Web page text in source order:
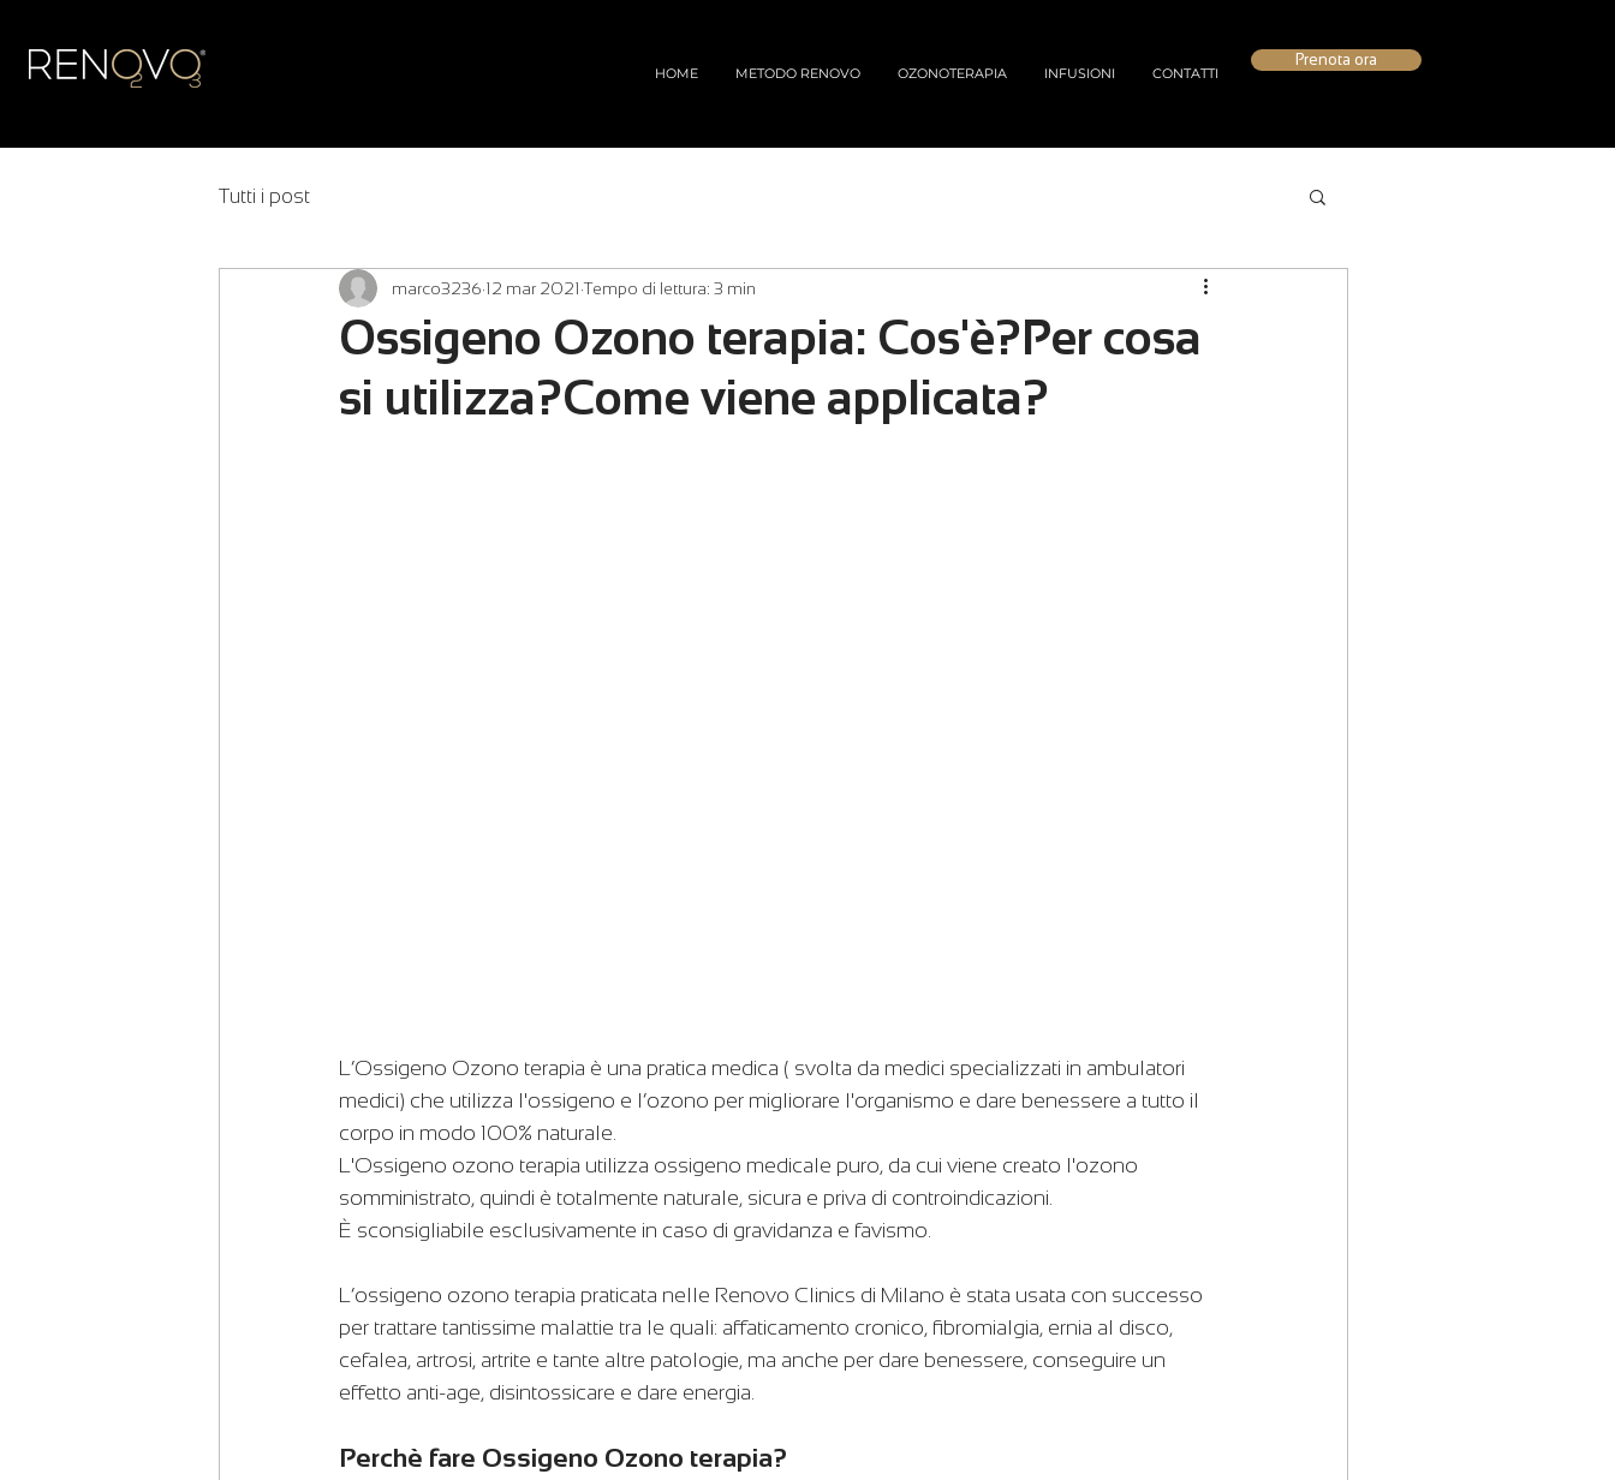
HOME METODO RENOVO OZONOTERAPIA INFUSIONI CONTATTI
Prenota ora
Tutti i post
Ossigeno Ozono terapia: Cos'è?Per cosa
si utilizza?Come viene applicata?
marco3236 12 mar 2021 Tempo di lettura: 3 min
L’Ossigeno Ozono terapia è una pratica medica ( svolta da medici specializzati in ambulatori
medici) che utilizza l'ossigeno e l’ozono per migliorare l'organismo e dare benessere a tutto il
corpo in modo 100% naturale.
L'Ossigeno ozono terapia utilizza ossigeno medicale puro, da cui viene creato l'ozono
somministrato, quindi è totalmente naturale, sicura e priva di controindicazioni.
È sconsigliabile esclusivamente in caso di gravidanza e favismo.
L’ossigeno ozono terapia praticata nelle Renovo Clinics di Milano è stata usata con successo
per trattare tantissime malattie tra le quali: affaticamento cronico, fibromialgia, ernia al disco,
cefalea, artrosi, artrite e tante altre patologie, ma anche per dare benessere, conseguire un
effetto anti-age, disintossicare e dare energia.
Perchè fare Ossigeno Ozono terapia?